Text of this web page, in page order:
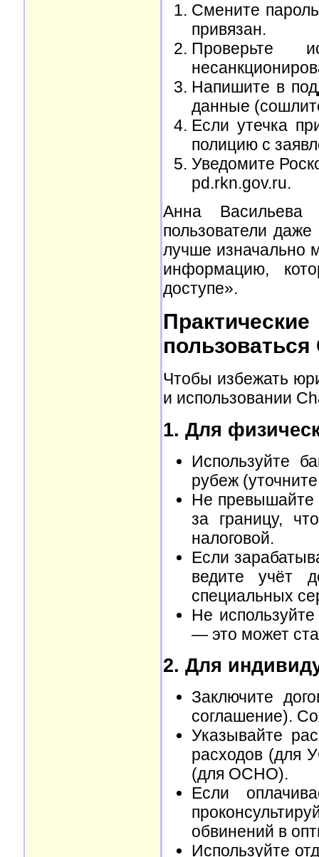
Смените
привязан.
Напишите в
данные
Если утечка
полицию с
Уведомите
pd.rkn.gov.ru.
Анна Васильева
пользователи
лучше изначально
информацию,
доступе».
пользоваться
Чтобы избежать
и использовании
1. Для
Используйте
рубеж
Не превышайте
за границу,
налоговой.
Если
ведите учёт
специальных
Не
— это может
2. Для
Заключите
соглашение).
Указывайте
расходов (для
(для ОСНО).
Если
обвинений в
Используйте